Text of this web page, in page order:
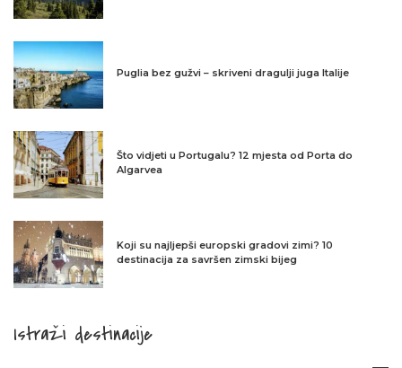
Puglia bez gužvi – skriveni dragulji juga Italije
Što vidjeti u Portugalu? 12 mjesta od Porta do
Algarvea
Koji su najljepši europski gradovi zimi? 10
destinacija za savršen zimski bijeg
Istraži destinacije